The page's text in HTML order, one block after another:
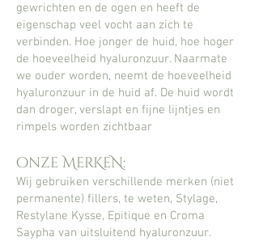
gewrichten en de ogen en heeft de
eigenschap veel vocht aan zich te
verbinden. Hoe jonger de huid, hoe hoger
de hoeveelheid hyaluronzuur. Naarmate
we ouder worden, neemt de hoeveelheid
hyaluronzuur in de huid af. De huid wordt
dan droger, verslapt en fijne lijntjes en
rimpels worden zichtbaar
onze MerKeN:
Wij gebruiken verschillende merken (niet
permanente) fillers, te weten, Stylage,
Restylane Kysse, Epitique en Croma
Saypha van uitsluitend hyaluronzuur.